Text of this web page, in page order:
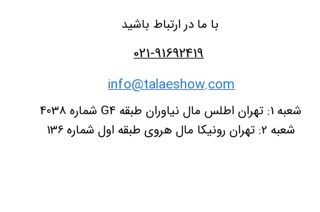
شعبه 1: تهران اطلس مال نیاوران طبقه G4 شماره 4038
شعبه 2: تهران رونیکا مال هروی طبقه اول شماره 136
021-91692419
info@talaeshow.com
با ما در ارتباط باشید